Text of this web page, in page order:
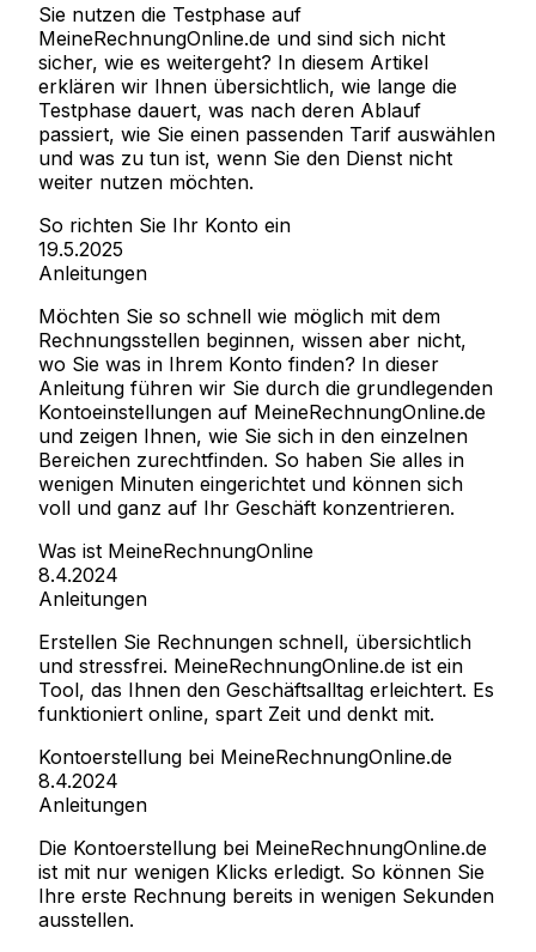
Sie nutzen die Testphase auf
MeineRechnungOnline.de und sind sich nicht
sicher, wie es weitergeht? In diesem Artikel
erklären wir Ihnen übersichtlich, wie lange die
Testphase dauert, was nach deren Ablauf
passiert, wie Sie einen passenden Tarif auswählen
und was zu tun ist, wenn Sie den Dienst nicht
weiter nutzen möchten.
So richten Sie Ihr Konto ein
19.5.2025
Anleitungen
Möchten Sie so schnell wie möglich mit dem
Rechnungsstellen beginnen, wissen aber nicht,
wo Sie was in Ihrem Konto finden? In dieser
Anleitung führen wir Sie durch die grundlegenden
Kontoeinstellungen auf MeineRechnungOnline.de
und zeigen Ihnen, wie Sie sich in den einzelnen
Bereichen zurechtfinden. So haben Sie alles in
wenigen Minuten eingerichtet und können sich
voll und ganz auf Ihr Geschäft konzentrieren.
Was ist MeineRechnungOnline
8.4.2024
Anleitungen
Erstellen Sie Rechnungen schnell, übersichtlich
und stressfrei. MeineRechnungOnline.de ist ein
Tool, das Ihnen den Geschäftsalltag erleichtert. Es
funktioniert online, spart Zeit und denkt mit.
Kontoerstellung bei MeineRechnungOnline.de
8.4.2024
Anleitungen
Die Kontoerstellung bei MeineRechnungOnline.de
ist mit nur wenigen Klicks erledigt. So können Sie
Ihre erste Rechnung bereits in wenigen Sekunden
ausstellen.